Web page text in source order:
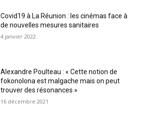
Covid19 à La Réunion : les cinémas face à
de nouvelles mesures sanitaires
4 janvier 2022
Alexandre Poulteau : « Cette notion de
fokonolona est malgache mais on peut
trouver des résonances »
16 décembre 2021